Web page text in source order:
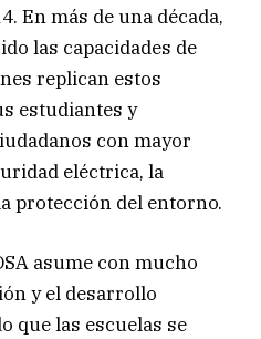
En más de una década,
las capacidades de
replican estos
estudiantes y
con mayor
eléctrica, la
protección del entorno.
asume con mucho
y el desarrollo
que las escuelas se